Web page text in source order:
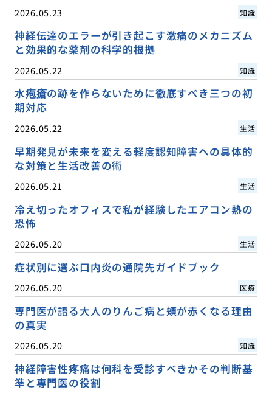
2026.05.23 知識
神経伝達のエラーが引き起こす激痛のメカニズム
と効果的な薬剤の科学的根拠
2026.05.22 知識
水疱瘡の跡を作らないために徹底すべき三つの初
期対応
2026.05.22 生活
早期発見が未来を変える軽度認知障害への具体的
な対策と生活改善の術
2026.05.21 生活
冷え切ったオフィスで私が経験したエアコン熱の
恐怖
2026.05.20 生活
症状別に選ぶ口内炎の通院先ガイドブック
2026.05.20 医療
専門医が語る大人のりんご病と頬が赤くなる理由
の真実
2026.05.20 知識
神経障害性疼痛は何科を受診すべきかその判断基
準と専門医の役割